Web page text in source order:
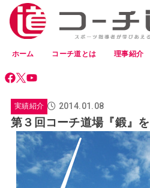
ホーム コーチ道とは 理事紹介
実績紹介 2014.01.08
第３回コーチ道場『鍛』